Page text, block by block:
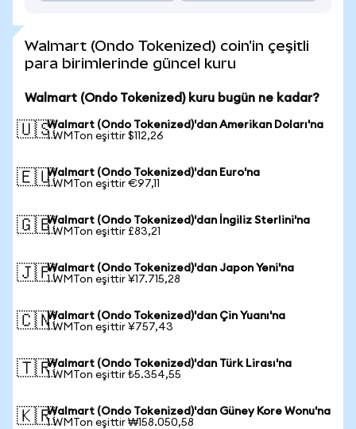
Walmart (Ondo Tokenized) coin'in çeşitli
para birimlerinde güncel kuru
Walmart (Ondo Tokenized) kuru bugün ne kadar?
🇺🇸Walmart (Ondo Tokenized)'dan Amerikan Doları'na
1 WMTon eşittir $112,26
🇪🇺Walmart (Ondo Tokenized)'dan Euro'na
1 WMTon eşittir €97,11
🇬🇧Walmart (Ondo Tokenized)'dan İngiliz Sterlini'na
1 WMTon eşittir £83,21
🇯🇵Walmart (Ondo Tokenized)'dan Japon Yeni'na
1 WMTon eşittir ¥17.715,28
🇨🇳Walmart (Ondo Tokenized)'dan Çin Yuanı'na
1 WMTon eşittir ¥757,43
🇹🇷Walmart (Ondo Tokenized)'dan Türk Lirası'na
1 WMTon eşittir ₺5.354,55
🇰🇷Walmart (Ondo Tokenized)'dan Güney Kore Wonu'na
1 WMTon eşittir ₩158.050,58